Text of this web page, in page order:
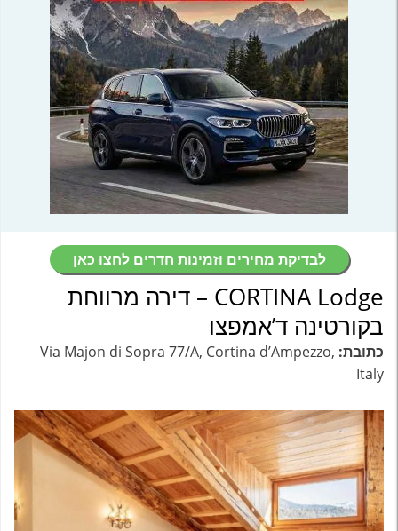
לבדיקת מחירים וזמינות חדרים לחצו כאן
CORTINA Lodge – דירה מרווחת
בקורטינה ד’אמפצו
כתובת: Via Majon di Sopra 77/A, Cortina dʼAmpezzo,
Italy